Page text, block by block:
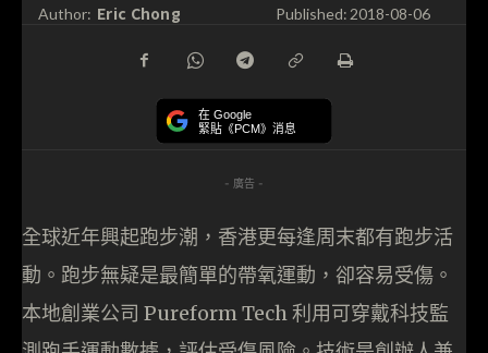
Author: Eric Chong Published:2018-08-06
在 Google
緊貼《PCM》消息
- 廣告 -
全球近年興起跑步潮，香港更每逢周末都有跑步活
動。跑步無疑是最簡單的帶氧運動，卻容易受傷。
本地創業公司 Pureform Tech 利用可穿戴科技監